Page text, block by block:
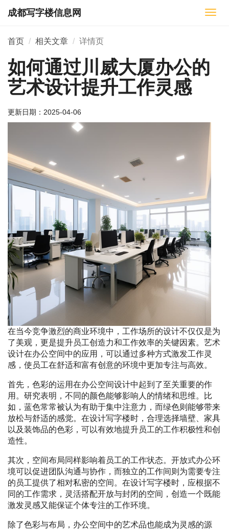
切
成都写字楼信息网
首页 相关文章 详情页
如何通过川威大厦办公的
艺术设计提升工作灵感
更新日期： 2025-04-06
在当今竞争激烈的商业环境中，工作场所的设计不仅仅是为
了美观，更是提升员工创造力和工作效率的关键因素。艺术
设计在办公空间中的应用，可以通过多种方式激发工作灵
感，使员工在舒适和富有创意的环境中更加专注与高效。
首先，色彩的运用在办公空间设计中起到了至关重要的作
用。研究表明，不同的颜色能够影响人的情绪和思维。比
如，蓝色常常被认为有助于集中注意力，而绿色则能够带来
放松与舒适的感觉。在设计写字楼时，合理选择墙壁、家具
以及装饰品的色彩，可以有效地提升员工的工作积极性和创
造性。
其次，空间布局同样影响着员工的工作状态。开放式办公环
境可以促进团队沟通与协作，而独立的工作间则为需要专注
的员工提供了相对私密的空间。在设计写字楼时，应根据不
同的工作需求，灵活搭配开放与封闭的空间，创造一个既能
激发灵感又能保证个体专注的工作环境。
除了色彩与布局，办公空间中的艺术品也能成为灵感的源